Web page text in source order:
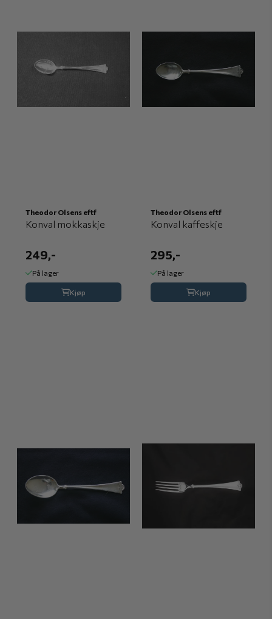
Theodor Olsens eftf
Konval mokkaskje
249,-
På lager
Kjøp
Theodor Olsens eftf
Konval kaffeskje
295,-
På lager
Kjøp